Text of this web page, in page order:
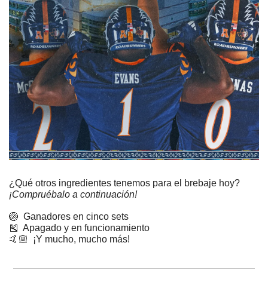
¡Compruébalo a continuación!
🏐
  Ganadores en cinco sets
🎽
  Apagado y en funcionamiento
🤙🏼  ¡Y mucho, mucho más!